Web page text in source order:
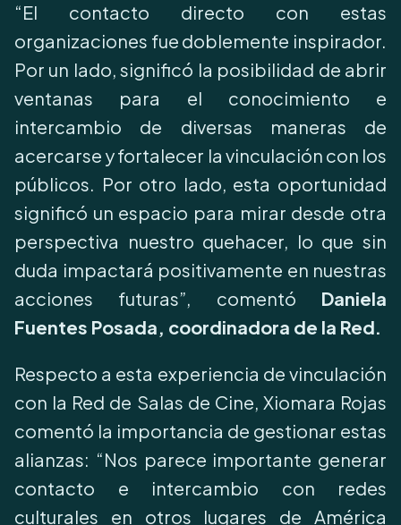
“El contacto directo con estas
organizaciones fue doblemente inspirador.
Por un lado, significó la posibilidad de abrir
ventanas para el conocimiento e
intercambio de diversas maneras de
acercarse y fortalecer la vinculación con los
públicos. Por otro lado, esta oportunidad
significó un espacio para mirar desde otra
perspectiva nuestro quehacer, lo que sin
duda impactará positivamente en nuestras
acciones futuras”, comentó Daniela
Fuentes Posada, coordinadora de la Red.
Respecto a esta experiencia de vinculación
con la Red de Salas de Cine, Xiomara Rojas
comentó la importancia de gestionar estas
alianzas: “Nos parece importante generar
contacto e intercambio con redes
culturales en otros lugares de América